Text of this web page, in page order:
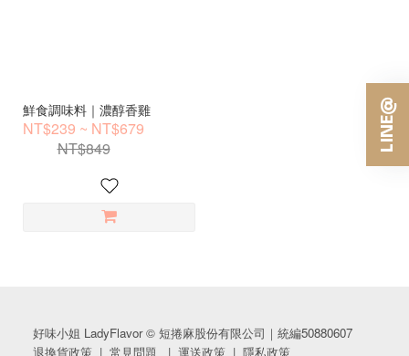
鮮食調味料｜濃醇香雞
NT$239 ~ NT$679
NT$849
好味小姐 LadyFlavor © 短捲麻股份有限公司｜統編50880607
退換貨政策| 常見問題 | 運送政策| 隱私政策